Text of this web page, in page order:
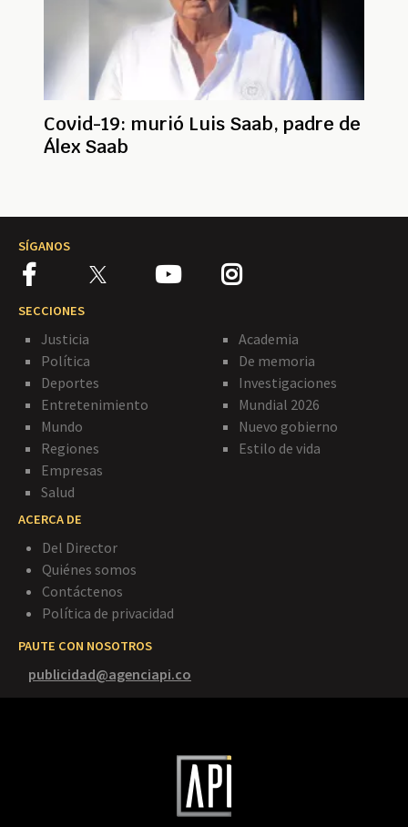
Covid-19: murió Luis Saab, padre de
Álex Saab
SÍGANOS
SECCIONES
Justicia
Política
Deportes
Entretenimiento
Mundo
Regiones
Empresas
Salud
Academia
De memoria
Investigaciones
Mundial 2026
Nuevo gobierno
Estilo de vida
ACERCA DE
Del Director
Quiénes somos
Contáctenos
Política de privacidad
PAUTE CON NOSOTROS
publicidad@agenciapi.co